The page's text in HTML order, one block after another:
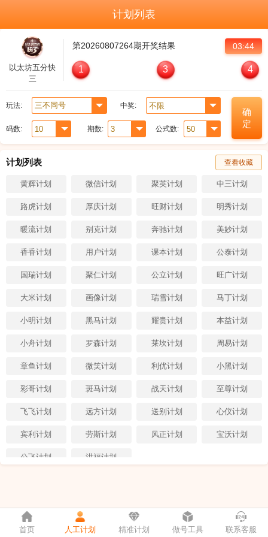
计划列表
以太坊五分快
三
第20260807264期开奖结果 03:43
1 3 4
玩法: 中奖:
码数: 期数: 公式数:
确
定
计划列表 查看收藏
黄辉计划 微信计划 聚英计划 中三计划
路虎计划 厚庆计划 旺财计划 明秀计划
暖流计划 别克计划 奔驰计划 美妙计划
香香计划 用户计划 课本计划 公泰计划
国瑞计划 聚仁计划 公立计划 旺广计划
大米计划 画像计划 瑞雪计划 马丁计划
小明计划 黑马计划 耀贵计划 本益计划
小舟计划 罗森计划 莱坎计划 周易计划
章鱼计划 微笑计划 利优计划 小黑计划
彩哥计划 斑马计划 战天计划 至尊计划
飞飞计划 远方计划 送别计划 心仪计划
宾利计划 劳斯计划 风正计划 宝沃计划
公飞计划 洪福计划
首页 人工计划 精准计划 做号工具 联系客服